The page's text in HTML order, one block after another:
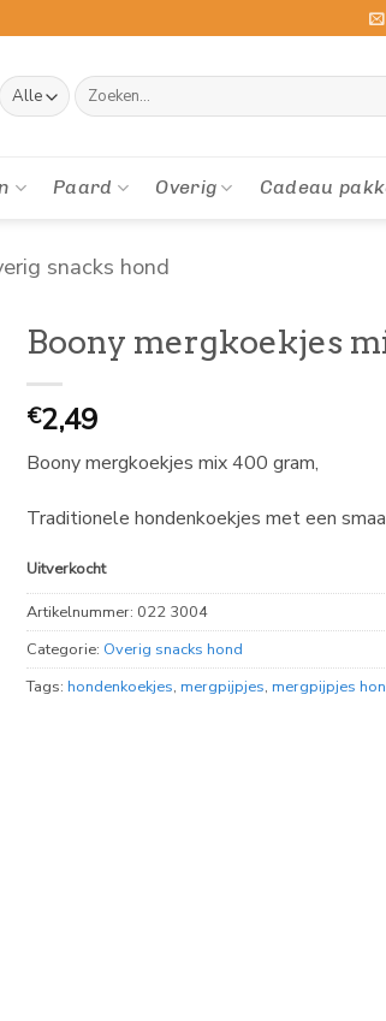
Zoeken
naar:
Paard Overig Cadeau
snacks hond
Boony mergkoekjes
€2,49
Boony mergkoekjes mix 400 gram,
Traditionele hondenkoekjes met een
Uitverkocht
Artikelnummer: 022 3004
Categorie: Overig snacks hond
Tags: hondenkoekjes, mergpijpjes, mergpijpjes